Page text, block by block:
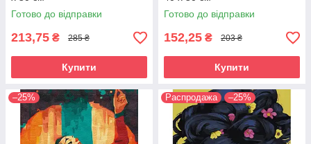
Готово до відправки
213,75 ₴ 285 ₴
Купити
Готово до відправки
152,25 ₴ 203 ₴
Купити
–25% Распродажа –25%